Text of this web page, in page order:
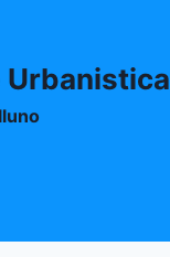
Urbanistica